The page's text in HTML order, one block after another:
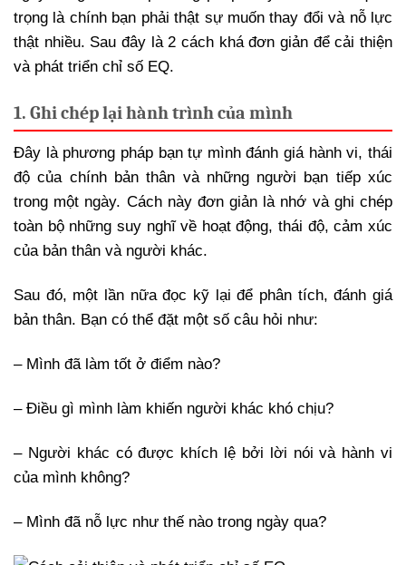
trọng là chính bạn phải thật sự muốn thay đổi và nỗ lực
thật nhiều. Sau đây là 2 cách khá đơn giản để cải thiện
và phát triển chỉ số EQ.
1. Ghi chép lại hành trình của mình
Đây là phương pháp bạn tự mình đánh giá hành vi, thái
độ của chính bản thân và những người bạn tiếp xúc
trong một ngày. Cách này đơn giản là nhớ và ghi chép
toàn bộ những suy nghĩ về hoạt động, thái độ, cảm xúc
của bản thân và người khác.
Sau đó, một lần nữa đọc kỹ lại để phân tích, đánh giá
bản thân. Bạn có thể đặt một số câu hỏi như:
– Mình đã làm tốt ở điểm nào?
– Điều gì mình làm khiến người khác khó chịu?
– Người khác có được khích lệ bởi lời nói và hành vi
của mình không?
– Mình đã nỗ lực như thế nào trong ngày qua?